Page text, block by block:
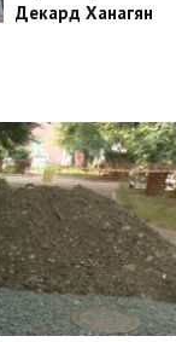
Декард Ханагян